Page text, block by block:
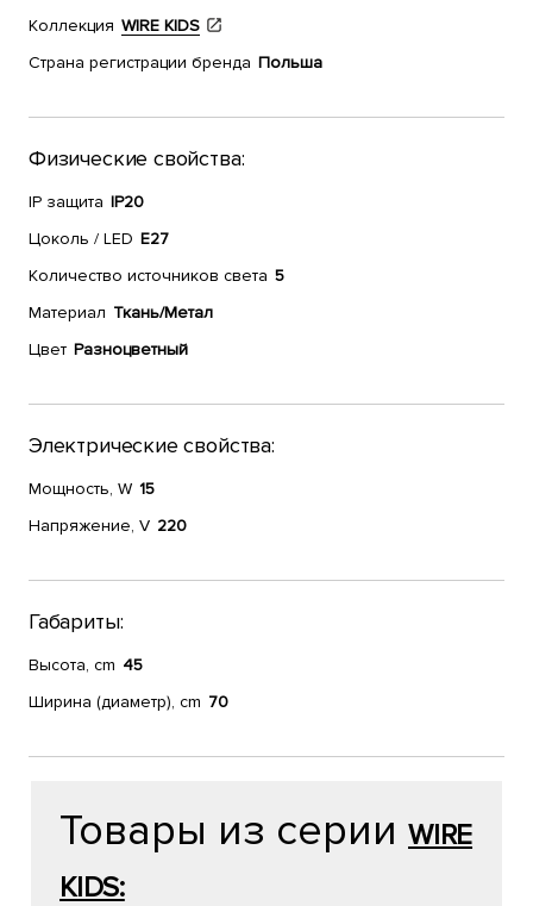
Коллекция WIRE KIDS
Страна регистрации бренда Польша
Физические свойства:
IP защита IP20
Цоколь / LED E27
Количество источников света 5
Материал Ткань/Метал
Цвет Разноцветный
Электрические свойства:
Мощность, W 15
Напряжение, V 220
Габариты:
Высота, cm 45
Ширина (диаметр), cm 70
Товары из серии WIRE
KIDS: